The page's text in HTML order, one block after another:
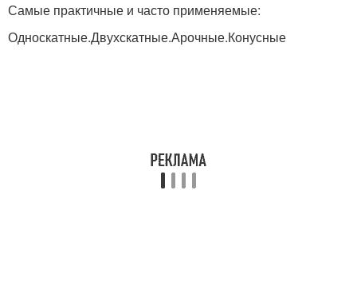
Самые практичные и часто применяемые:
Односкатные.Двухскатные.Арочные.Конусные